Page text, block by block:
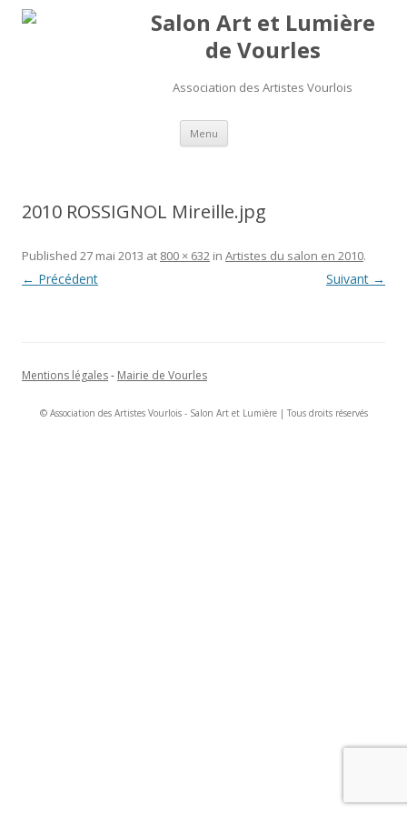
Salon Art et Lumière
de Vourles
Association des Artistes Vourlois
Menu Aller au contenu
2010 ROSSIGNOL Mireille.jpg
Published 27 mai 2013 at 800 × 632 in Artistes du salon en 2010.
← Précédent Suivant →
Mentions légales- Mairie de Vourles
© Association des Artistes Vourlois - Salon Art et Lumière | Tous droits réservés